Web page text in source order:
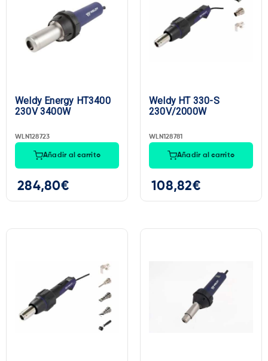
Weldy Energy HT3400
230V 3400W
WLN128723
Añadir al carrito
284,80€
Weldy HT 330-S
230V/2000W
WLN128781
Añadir al carrito
108,82€